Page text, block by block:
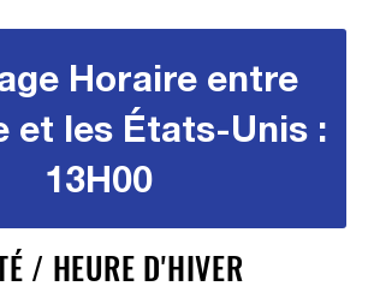
Horaire entre
et les États-Unis :
13H00
/ HEURE D'HIVER